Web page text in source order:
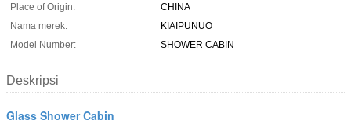
Place of Origin:
CHINA
Nama merek:
KIAIPUNUO
Model Number:
SHOWER CABIN
Deskripsi
Glass Shower Cabin